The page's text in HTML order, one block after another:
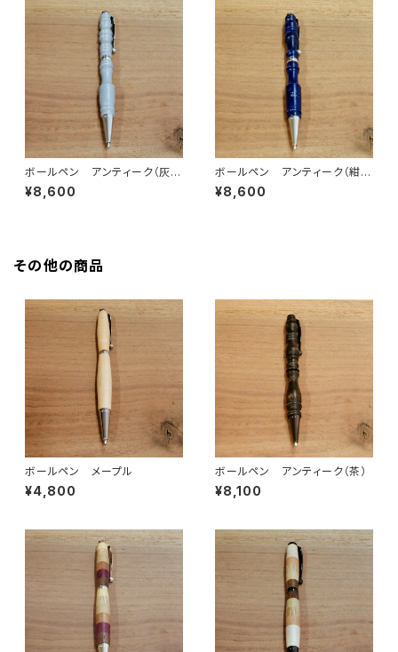
ボールペン アンティーク（灰
色）
¥8,600
ボールペン アンティーク（紺
色）
¥8,600
その他の商品
ボールペン メープル
¥4,800
ボールペン アンティーク（茶）
¥8,100